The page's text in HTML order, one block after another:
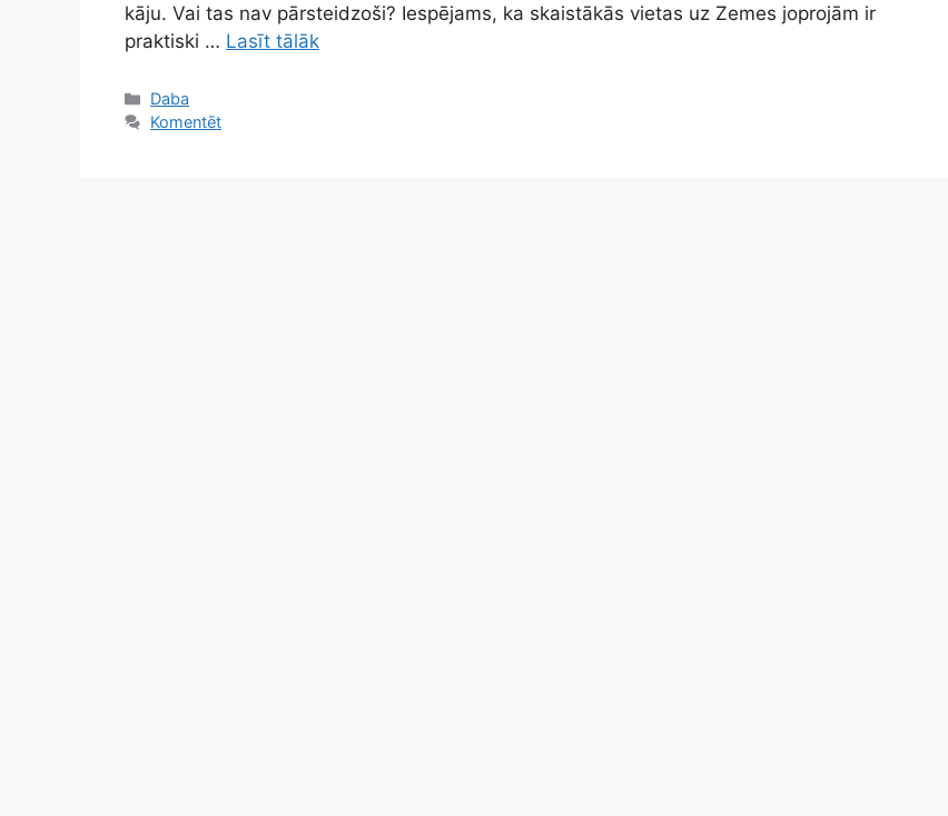
kāju. Vai tas nav pārsteidzoši? Iespējams, ka skaistākās vietas uz Zemes joprojām ir
praktiski … Lasīt tālāk
Kategorijas
Daba
Komentēt